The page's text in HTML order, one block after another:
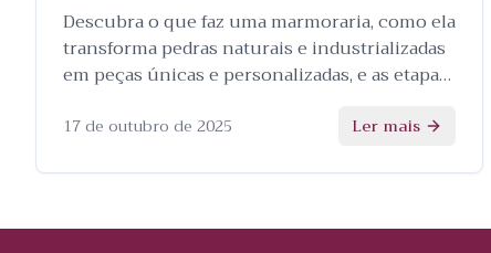
Descubra o que faz uma marmoraria, como ela
transforma pedras naturais e industrializadas
em peças únicas e personalizadas, e as etapas
17 de outubro de 2025 Ler mais